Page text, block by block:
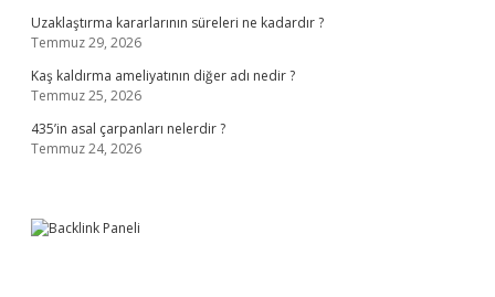
Uzaklaştırma kararlarının süreleri ne kadardır ?
Temmuz 29, 2026
Kaş kaldırma ameliyatının diğer adı nedir ?
Temmuz 25, 2026
435’in asal çarpanları nelerdir ?
Temmuz 24, 2026